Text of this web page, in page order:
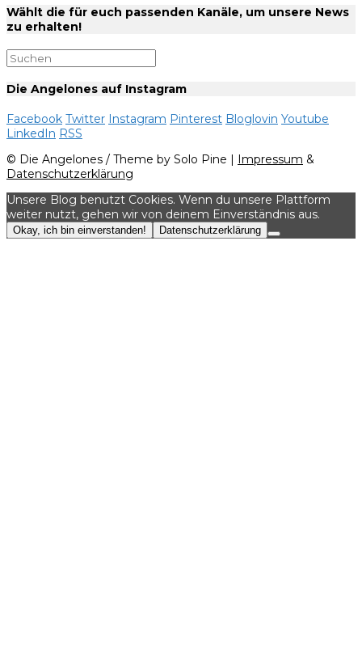
Wählt die für euch passenden Kanäle, um unsere News
zu erhalten!
Die Angelones auf Instagram
Facebook Twitter Instagram Pinterest Bloglovin Youtube
LinkedIn RSS
© Die Angelones / Theme by Solo Pine | Impressum &
Datenschutzerklärung
Unsere Blog benutzt Cookies. Wenn du unsere Plattform
weiter nutzt, gehen wir von deinem Einverständnis aus.
Okay, ich bin einverstanden! Datenschutzerklärung